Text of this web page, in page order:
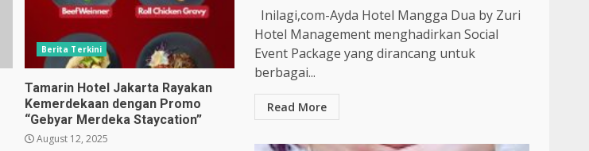
Berita Terkini
Tamarin Hotel Jakarta Rayakan
Kemerdekaan dengan Promo
“Gebyar Merdeka Staycation”
August 12, 2025
Inilagi,com-Ayda Hotel Mangga Dua by Zuri
Hotel Management menghadirkan Social
Event Package yang dirancang untuk
berbagai...
Read More